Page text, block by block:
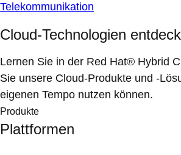
Telekommunikation
Cloud-Technologien
Lernen Sie in der Red Hat® Hybrid
Sie unsere Cloud-Produkte und -
eigenen Tempo nutzen können.
Produkte
Plattformen